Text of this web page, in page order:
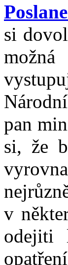
si
pan
si, že
v
odejiti